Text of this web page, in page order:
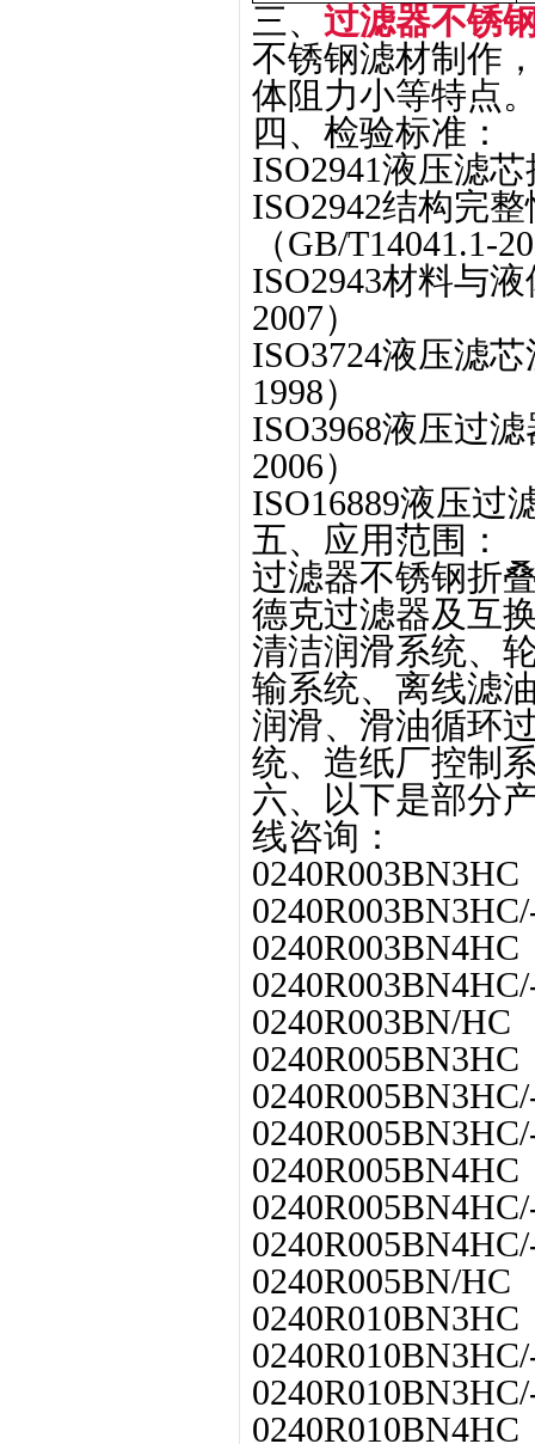
三、 过滤器不锈
不锈钢滤材制作
体阻力小等特点
四、检验标准：
ISO2941液压滤
ISO2942结构完
（GB/T14041.1-
ISO2943材料与
2007）
ISO3724液压滤
1998）
ISO3968液压过
2006）
ISO16889液压过
五、应用范围：
过滤器不锈钢折
德克过滤器及互
清洁润滑系统、
输系统、离线滤
润滑、滑油循环
统、造纸厂控制
六、以下是部分
线咨询：
0240R003BN3HC
0240R003BN4HC
0240R003BN/HC
0240R005BN3HC
0240R005BN4HC
0240R005BN/HC
0240R010BN3HC
0240R010BN4HC